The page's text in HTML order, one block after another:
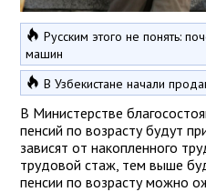
Русским этого не понять:
машин
В Узбекистане начали
В Министерстве
пенсий по возрасту будут
зависят от накопленного
трудовой стаж, тем выше
пенсии по возрасту можно